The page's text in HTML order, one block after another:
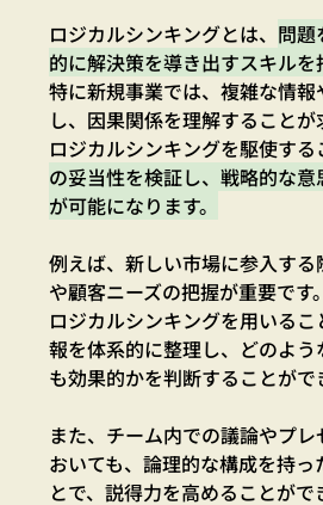
ロジカルシンキングとは、 問題
的に解決策を導き出すスキルを
特に新規事業では、複雑な情
し、因果関係を理解することが
ロジカルシンキングを駆使する
の妥当性を検証し、戦略的な
が可能になります。
例えば、新しい市場に参入す
や顧客ニーズの把握が重要です。
ロジカルシンキングを用いる
報を体系的に整理し、どのよ
も効果的かを判断することがで
また、チーム内での議論やプ
おいても、論理的な構成を持っ
とで、説得力を高めることがで